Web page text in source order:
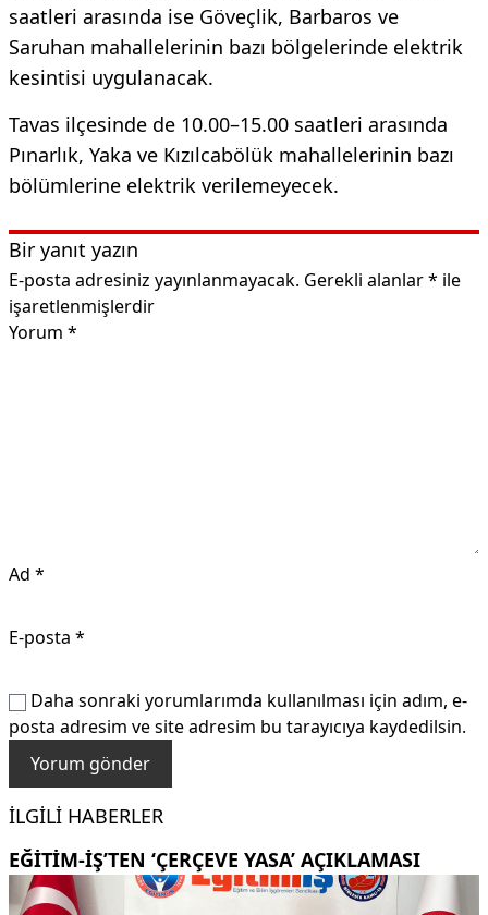
saatleri arasında ise Göveçlik, Barbaros ve
Saruhan mahallelerinin bazı bölgelerinde elektrik
kesintisi uygulanacak.
Tavas ilçesinde de 10.00–15.00 saatleri arasında
Pınarlık, Yaka ve Kızılcabölük mahallelerinin bazı
bölümlerine elektrik verilemeyecek.
Bir yanıt yazın
E-posta adresiniz yayınlanmayacak. Gerekli alanlar* ile
işaretlenmişlerdir
Yorum *
Ad *
E-posta *
Daha sonraki yorumlarımda kullanılması için adım, e-
posta adresim ve site adresim bu tarayıcıya kaydedilsin.
İLGILI HABERLER
EĞITIM-İŞ’TEN ‘ÇERÇEVE YASA’ AÇIKLAMASI